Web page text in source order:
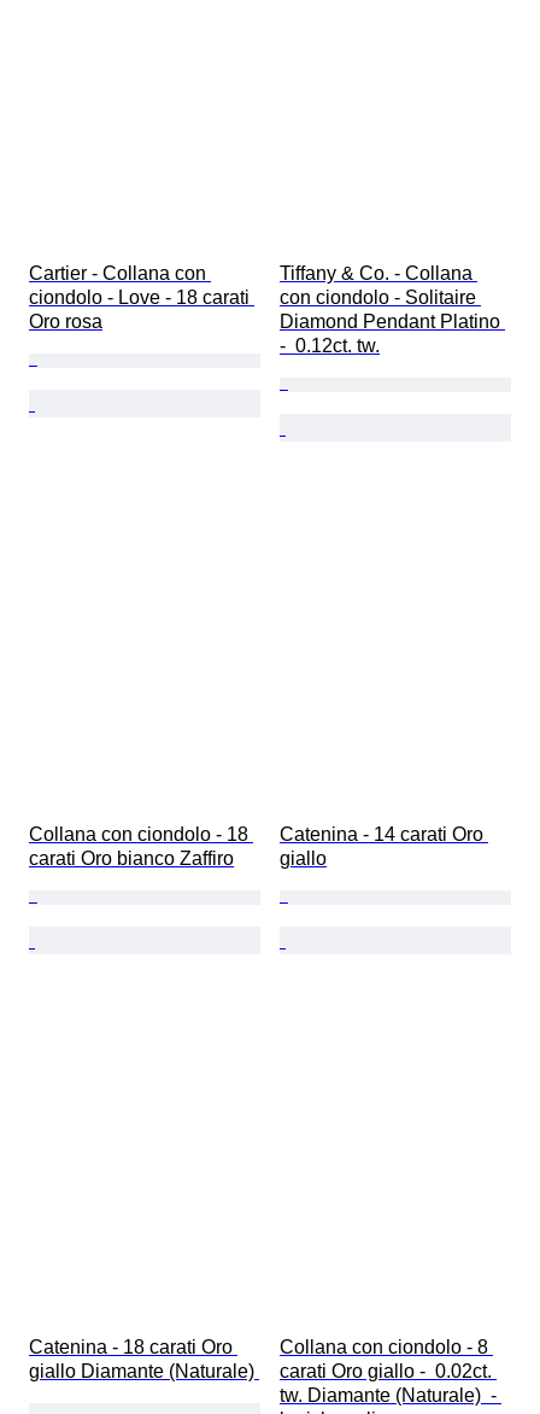
Cartier - Collana con
ciondolo - Love - 18 carati
Oro rosa
Tiffany & Co. - Collana
con ciondolo - Solitaire
Diamond Pendant Platino
-  0.12ct. tw.
Collana con ciondolo - 18
carati Oro bianco Zaffiro
Catenina - 14 carati Oro
giallo
Catenina - 18 carati Oro
giallo Diamante (Naturale)
Collana con ciondolo - 8
carati Oro giallo -  0.02ct.
tw. Diamante (Naturale)  -